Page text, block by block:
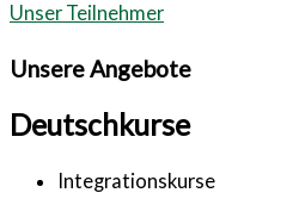
Unser Teilnehmer
Unsere Angebote
Deutschkurse
Integrationskurse